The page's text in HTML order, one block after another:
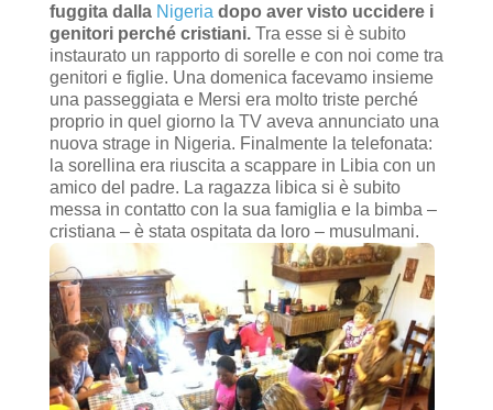
fuggita dalla Nigeria dopo aver visto uccidere i
genitori perché cristiani.Tra esse si è subito
instaurato un rapporto di sorelle e con noi come tra
genitori e figlie. Una domenica facevamo insieme
una passeggiata e Mersi era molto triste perché
proprio in quel giorno la TV aveva annunciato una
nuova strage in Nigeria. Finalmente la telefonata:
la sorellina era riuscita a scappare in Libia con un
amico del padre. La ragazza libica si è subito
messa in contatto con la sua famiglia e la bimba –
cristiana – è stata ospitata da loro – musulmani.